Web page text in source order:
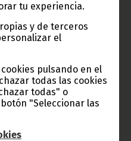
tu experiencia.
y de terceros
el
pulsando en el
todas las cookies
todas" o
"Seleccionar las
de Guinea
ahora